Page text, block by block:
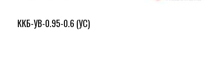
ККБ-УВ-0.95-0.6 (УС)